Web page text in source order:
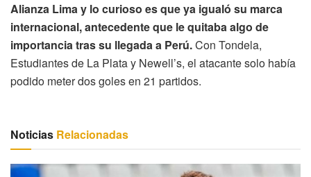
Alianza Lima y lo curioso es que ya igualó su marca
internacional, antecedente que le quitaba algo de
importancia tras su llegada a Perú.Con Tondela,
Estudiantes de La Plata y Newell’s, el atacante solo había
podido meter dos goles en 21 partidos.
Noticias Relacionadas